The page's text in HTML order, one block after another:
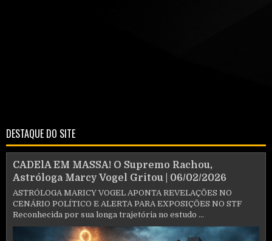
DESTAQUE DO SITE
CADElA EM MASSA! O Supremo Rachou,
Astróloga Marcy Vogel Gritou | 06/02/2026
ASTRÓLOGA MARICY VOGEL APONTA REVELAÇÕES NO
CENÁRIO POLÍTICO E ALERTA PARA EXPOSIÇÕES NO STF
Reconhecida por sua longa trajetória no estudo ...